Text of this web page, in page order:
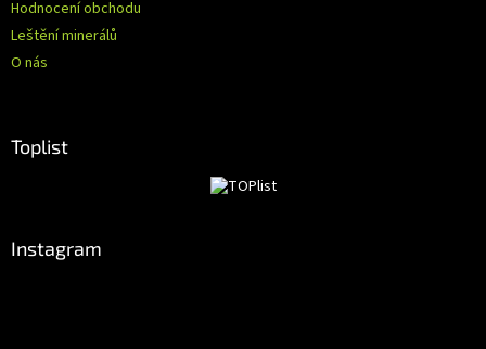
Hodnocení obchodu
Leštění minerálů
O nás
Toplist
Instagram